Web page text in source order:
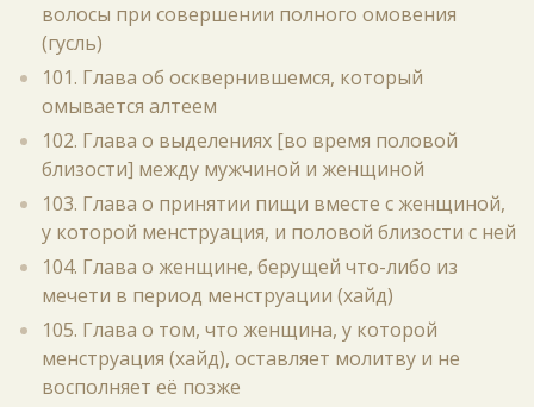
волосы при совершении полного омовения
(гусль)
101. Глава об осквернившемся, который
омывается алтеем
102. Глава о выделениях [во время половой
близости] между мужчиной и женщиной
103. Глава о принятии пищи вместе с женщиной,
у которой менструация, и половой близости с ней
104. Глава о женщине, берущей что-либо из
мечети в период менструации (хайд)
105. Глава о том, что женщина, у которой
менструация (хайд), оставляет молитву и не
восполняет её позже